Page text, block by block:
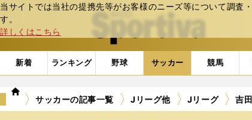
当サイトでは当社の提携先等がお客様のニーズ等について調
す。
詳しくはこちら
web Sportiva (webスポルティーバ)
新着 ランキング 野球 サッカー 競馬
we
サッカーの記事一覧 Jリーグ他 Jリーグ 吉